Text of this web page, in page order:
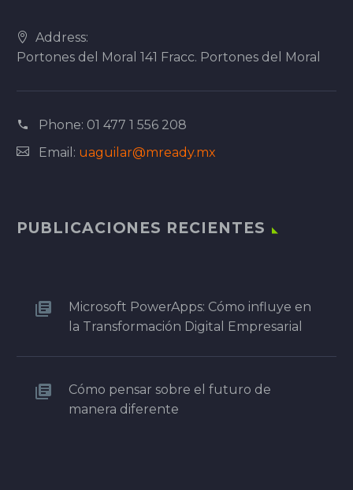
Address:
Portones del Moral 141 Fracc. Portones del Moral
Phone: 01 477 1 556 208
Email: uaguilar@mready.mx
PUBLICACIONES RECIENTES
Microsoft PowerApps: Cómo influye en
la Transformación Digital Empresarial
Cómo pensar sobre el futuro de
manera diferente